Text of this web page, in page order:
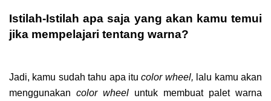
Istilah-Istilah apa saja yang akan kamu temui
jika mempelajari tentang warna?
Jadi, kamu sudah tahu apa itucolor wheel, lalu kamu akan
menggunakan color wheel untuk membuat palet warna